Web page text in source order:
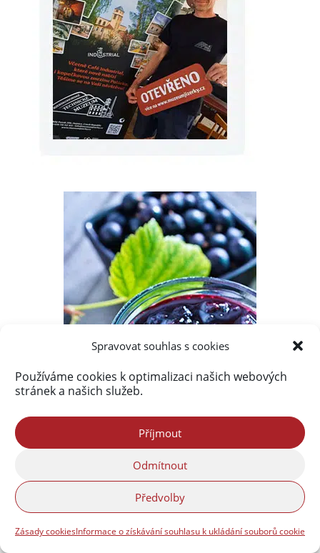
Spravovat souhlas s cookies
Používáme cookies k optimalizaci našich webových
stránek a našich služeb.
Příjmout
Odmítnout
Předvolby
Zásady cookiesInformace o získávání souhlasu k ukládání souborů cookie